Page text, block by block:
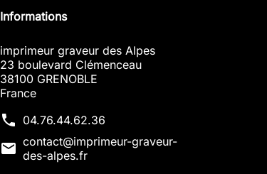
Informations
imprimeur graveur des Alpes
23 boulevard Clémenceau
38100 GRENOBLE
France
phone 04.76.44.62.36
mail contact@imprimeur-graveur-
des-alpes.fr